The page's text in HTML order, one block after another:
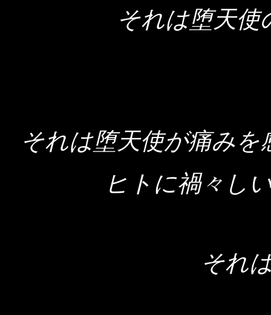
それは堕天使
それは堕天使が痛み
ヒトに禍々し
それ